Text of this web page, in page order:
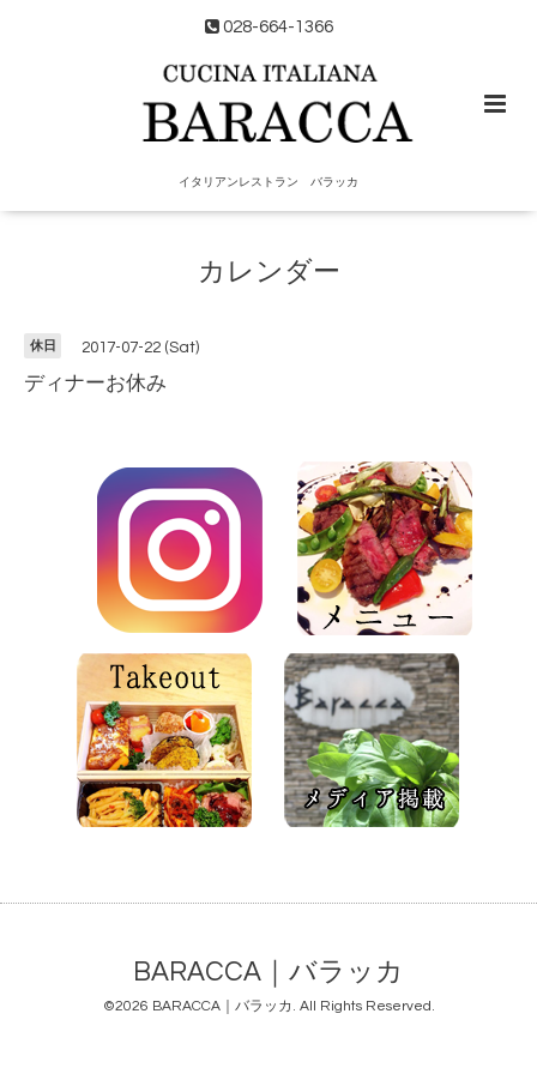
028-664-1366
イタリアンレストラン バラッカ
カレンダー
休日 2017-07-22 (Sat)
ディナーお休み
BARACCA｜バラッカ
©2026 BARACCA｜バラッカ . All Rights Reserved.